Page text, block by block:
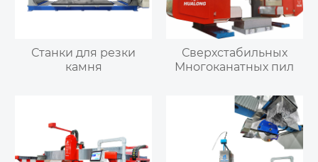
Станки для резки
камня
Сверхстабильных
Многоканатных пил